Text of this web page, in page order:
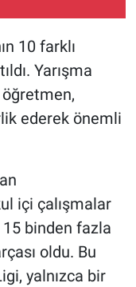
10 farklı
Yarışma
öğretmen,
ederek önemli
içi çalışmalar
binden fazla
oldu. Bu
yalnızca bir